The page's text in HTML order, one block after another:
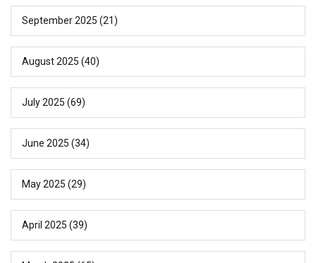
September 2025 (21)
August 2025 (40)
July 2025 (69)
June 2025 (34)
May 2025 (29)
April 2025 (39)